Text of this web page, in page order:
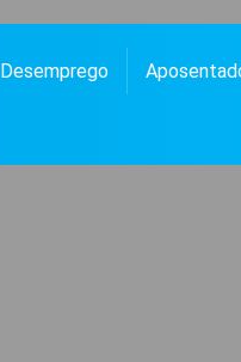
FAMÍLIA, NOTÍCIAS E MUITO MAIS.